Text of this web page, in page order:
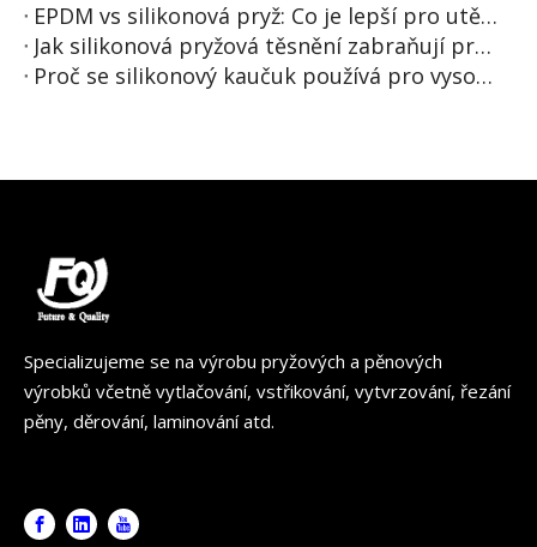
EPDM vs silikonová pryž: Co je lepší pro utěsnění baterie EV?
Jak silikonová pryžová těsnění zabraňují pronikání vody do vysokonapěťových konektorů EV?
Proč se silikonový kaučuk používá pro vysokonapěťovou izolaci kabelů EV?
Specializujeme se na výrobu pryžových a pěnových
výrobků včetně vytlačování, vstřikování, vytvrzování, řezání
pěny, děrování, laminování atd.